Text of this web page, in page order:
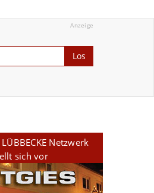
Anzeige
Los
Netzwerk
sich vor